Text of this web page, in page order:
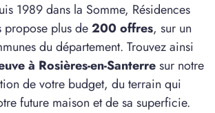
1989 dans la Somme, Résidences
propose plus de200 offres, sur un
du département. Trouvez ainsi
à Rosières-en-Santerresur notre
de votre budget, du terrain qui
future maison et de sa superficie.